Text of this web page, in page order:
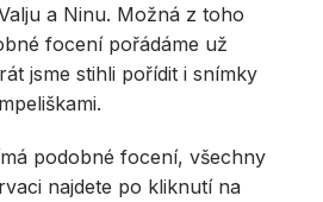
a Ninu. Možná z toho
focení pořádáme už
jsme stihli pořídit i snímky
podobné focení, všechny
najdete po kliknutí na